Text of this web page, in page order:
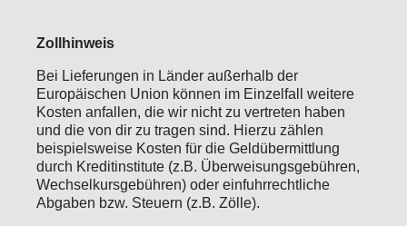
Zollhinweis
Bei Lieferungen in Länder außerhalb der
Europäischen Union können im Einzelfall weitere
Kosten anfallen, die wir nicht zu vertreten haben
und die von dir zu tragen sind. Hierzu zählen
beispielsweise Kosten für die Geldübermittlung
durch Kreditinstitute (z.B. Überweisungsgebühren,
Wechselkursgebühren) oder einfuhrrechtliche
Abgaben bzw. Steuern (z.B. Zölle).